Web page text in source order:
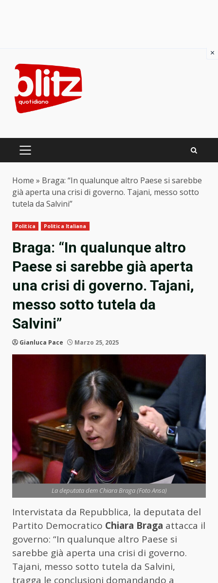
content
PRIMARY
Home » Braga: “In qualunque altro Paese si sarebbe
già aperta una crisi di governo. Tajani, messo sotto
tutela da Salvini”
Politica Politica Italiana
Braga: “In qualunque altro
Paese si sarebbe già aperta
una crisi di governo. Tajani,
messo sotto tutela da
Salvini”
Gianluca Pace Marzo 25, 2025
La deputata dem Chiara Braga (Foto Ansa)
Intervistata da Repubblica, la deputata del
Partito Democratico Chiara Braga attacca il
governo: “In qualunque altro Paese si
sarebbe già aperta una crisi di governo.
Tajani, messo sotto tutela da Salvini,
tragga le conclusioni domandando a
×